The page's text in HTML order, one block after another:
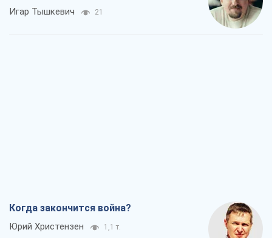
Игар Тышкевич 21
Когда закончится война?
Юрий Христензен 1,1 т.